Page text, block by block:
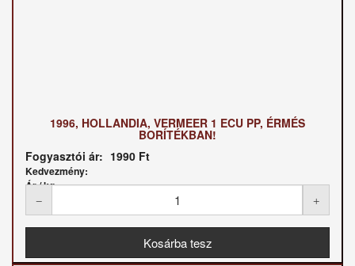
1996, HOLLANDIA, VERMEER 1 ECU PP, ÉRMÉS
BORÍTÉKBAN!
Fogyasztói ár: 1990 Ft
Kedvezmény:
Ár / kg: